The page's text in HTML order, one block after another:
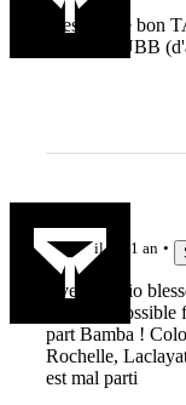
C'est pas le bon
ligne de l'UBB
il y a 1 an
Avec Atonio
blessé et
part Bamba !
Rochelle,
est mal parti